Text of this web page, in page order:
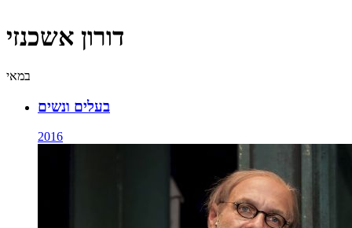
דורון אשכנזי
במאי
בעלים ונשים
2016